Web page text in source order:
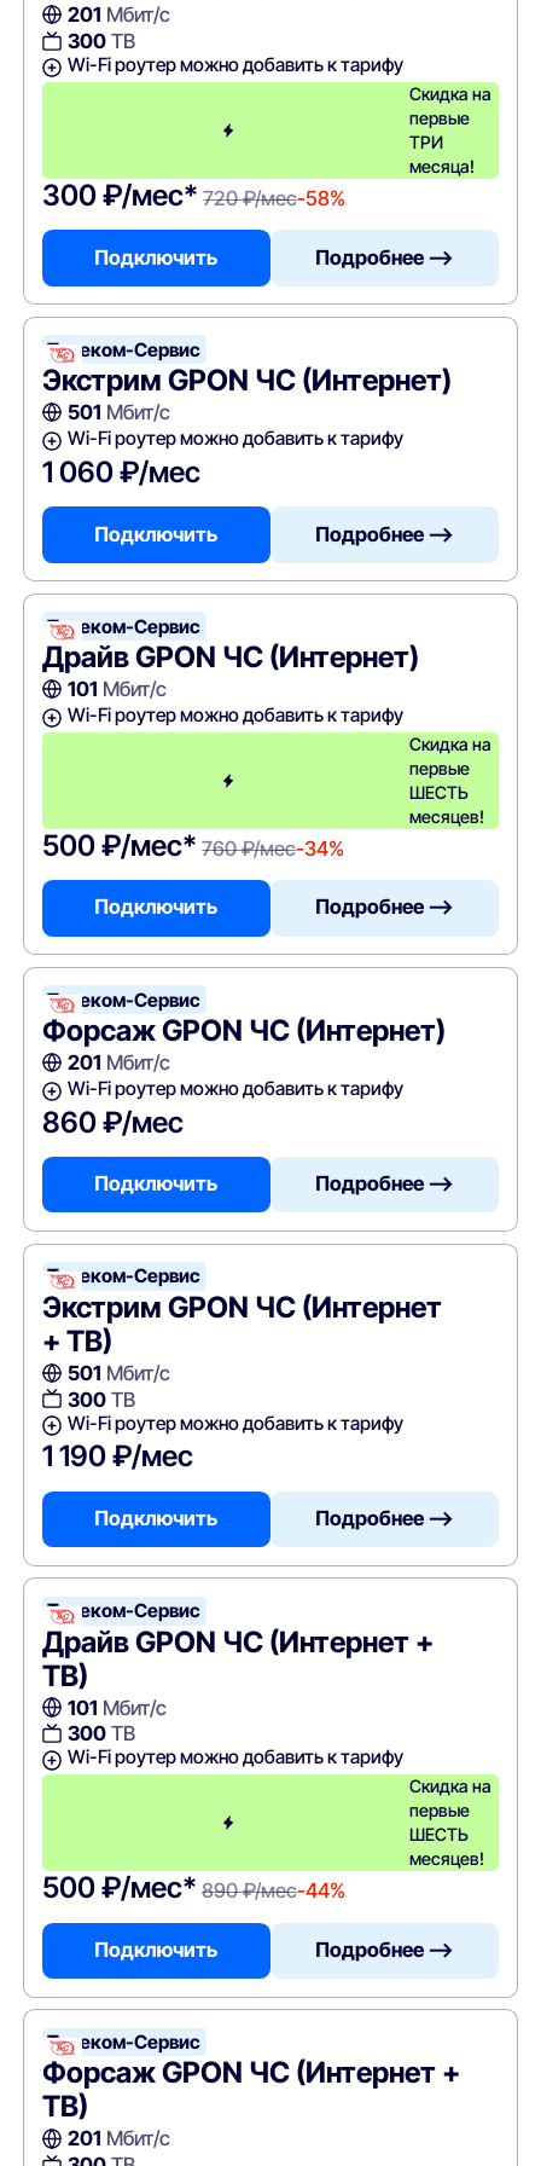
201 Мбит/с
300ТВ
Wi-Fi роутер можно добавить к тарифу
Скидка на
первые
ТРИ
месяца!
300 ₽/мес* 720 ₽/мес-58%
Подключить Подробнее —>
Телеком-Сервис
Экстрим GPON ЧС (Интернет)
501 Мбит/с
Wi-Fi роутер можно добавить к тарифу
1 060 ₽/мес
Подключить Подробнее —>
Телеком-Сервис
Драйв GPON ЧС (Интернет)
101 Мбит/с
Wi-Fi роутер можно добавить к тарифу
Скидка на
первые
ШЕСТЬ
месяцев!
500 ₽/мес* 760 ₽/мес-34%
Подключить Подробнее —>
Телеком-Сервис
Форсаж GPON ЧС (Интернет)
201 Мбит/с
Wi-Fi роутер можно добавить к тарифу
860 ₽/мес
Подключить Подробнее —>
Телеком-Сервис
Экстрим GPON ЧС (Интернет
+ ТВ)
501 Мбит/с
300ТВ
Wi-Fi роутер можно добавить к тарифу
1 190 ₽/мес
Подключить Подробнее —>
Телеком-Сервис
Драйв GPON ЧС (Интернет +
ТВ)
101 Мбит/с
300ТВ
Wi-Fi роутер можно добавить к тарифу
Скидка на
первые
ШЕСТЬ
месяцев!
500 ₽/мес* 890 ₽/мес-44%
Подключить Подробнее —>
Телеком-Сервис
Форсаж GPON ЧС (Интернет +
ТВ)
201 Мбит/с